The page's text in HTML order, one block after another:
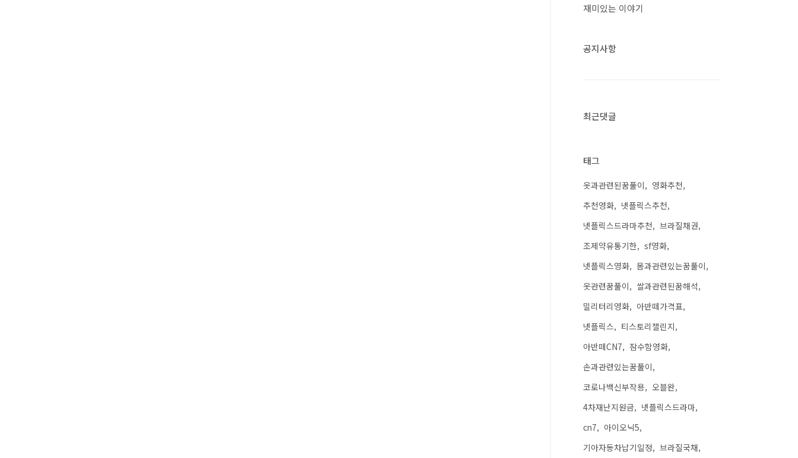
재미있는 이야기
공지사항
최근댓글
태그
옷과관련된꿈풀이
영화추천
추천영화
넷플릭스추천
넷플릭스드라마추천
브라질채권
조제약유통기한
sf영화
넷플릭스영화
몸과관련있는꿈풀이
옷관련꿈풀이
쌀과관련된꿈해석
밀리터리영화
아반떼가격표
넷플릭스
티스토리챌린지
아반떼CN7
잠수함영화
손과관련있는꿈풀이
코로나백신부작용
오블완
4차재난지원금
넷플릭스드라마
cn7
아이오닉5
기아자동차납기일정
브라질국채